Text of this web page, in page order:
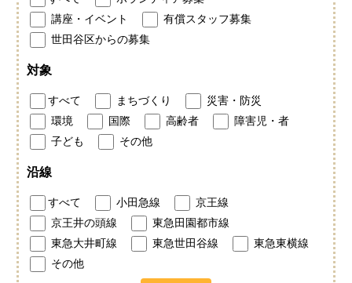
講座・イベント
有償スタッフ募集
世田谷区からの募集
対象
すべて まちづくり
災害・防災
環境
国際 高齢者
障害児・者
子ども
その他
沿線
すべて 小田急線
京王線
京王井の頭線
東急田園都市線
東急大井町線
東急世田谷線
東急東横線
その他